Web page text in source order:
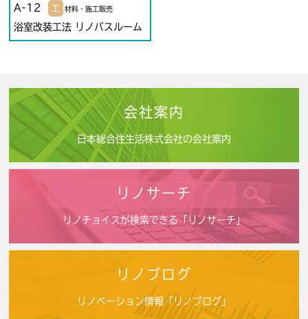
A-12 工 材料・施工販売
浴室改装工法 リノバスルーム
会社案内
日本総合住生活株式会社の会社案内
リノサーチ
リノチョイスが検索できる「リノサーチ」
リノブログ
リノベーション情報「リノブログ」